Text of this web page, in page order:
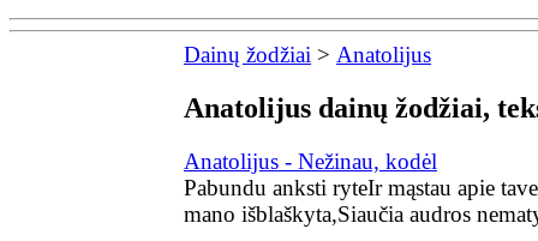
Dainų žodžiai > Anatolijus
Anatolijus dainų žodžiai,
Anatolijus - Nežinau, kodėl
Pabundu anksti ryteIr mąstau apie
mano išblaškyta,Siaučia audros